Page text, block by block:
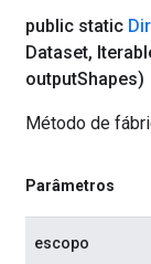
public static
Dataset,
outputShapes)
Método de
Parâmetros
escopo